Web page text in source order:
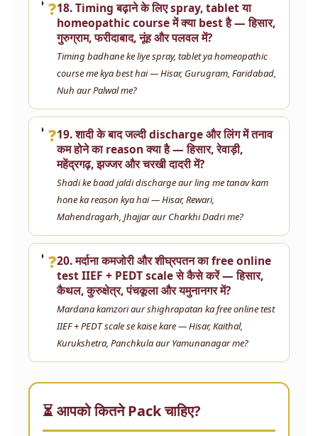
❓18. Timing बढ़ाने के लिए spray, tablet या
homeopathic course में क्या best है — हिसार,
गुरुग्राम, फरीदाबाद, नूंह और पलवल में?
Timing badhane ke liye spray, tablet ya homeopathic
course me kya best hai — Hisar, Gurugram, Faridabad,
Nuh aur Palwal me?
❓19. शादी के बाद जल्दी discharge और लिंग में तनाव
कम होने का reason क्या है — हिसार, रेवाड़ी,
महेंद्रगढ़, झज्जर और चरखी दादरी में?
Shadi ke baad jaldi discharge aur ling me tanav kam
hone ka reason kya hai — Hisar, Rewari,
Mahendragarh, Jhajjar aur Charkhi Dadri me?
❓20. मर्दाना कमजोरी और शीघ्रपतन का free online
test IIEF + PEDT scale से कैसे करें — हिसार,
कैथल, कुरुक्षेत्र, पंचकूला और यमुनानगर में?
Mardana kamzori aur shighrapatan ka free online test
IIEF + PEDT scale se kaise kare — Hisar, Kaithal,
Kurukshetra, Panchkula aur Yamunanagar me?
⏳ आपको कितने Pack चाहिए?